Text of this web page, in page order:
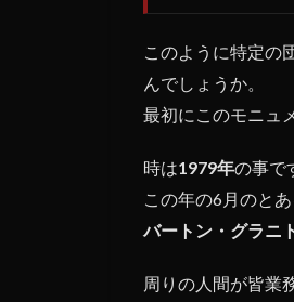
このように特定の
んでしょうか。
最初にこのモニュ
時は1979年の事で
この年の6月のと
バートン・グラニ
周りの人間が皆業